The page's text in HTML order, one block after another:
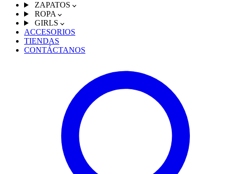
ZAPATOS
ROPA
GIRLS
ACCESORIOS
TIENDAS
CONTÁCTANOS